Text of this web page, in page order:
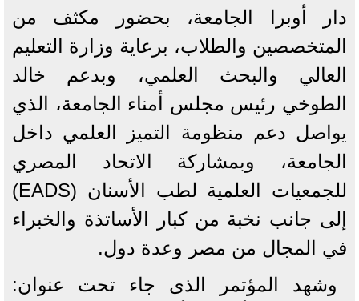
دار أوبرا الجامعة، بحضور مكثف من
المتخصصين والطلاب، برعاية وزارة التعليم
العالي والبحث العلمي، وبدعم خالد
الطوخي رئيس مجلس أمناء الجامعة، الذي
يواصل دعم منظومة التميز العلمي داخل
الجامعة، وبمشاركة الاتحاد المصري
للجمعيات العلمية لطب الأسنان (EADS)
إلى جانب نخبة من كبار الأساتذة والخبراء
في المجال من مصر وعدة دول.
وشهد المؤتمر الذى جاء تحت عنوان: